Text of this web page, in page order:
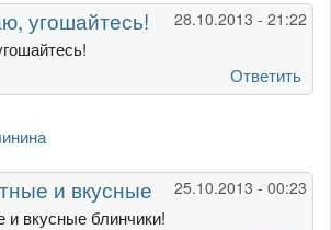
28.10.2013 - 21:22
угошайтесь!
Ответить
25.10.2013 - 00:23
и вкусные
и вкусные блинчики!